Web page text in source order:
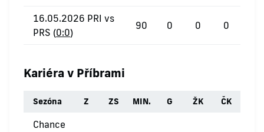
16.05.2026 PRI vs
PRS (0:0)
90 0 0 0
Kariéra v Příbrami
Sezóna Z ZS MIN. G ŽK ČK
Chance